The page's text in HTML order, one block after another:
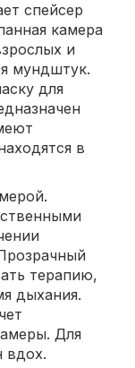
спейсер
камера
и
мундштук.
для
в
терапию,
дыхания.
Для
вдох.